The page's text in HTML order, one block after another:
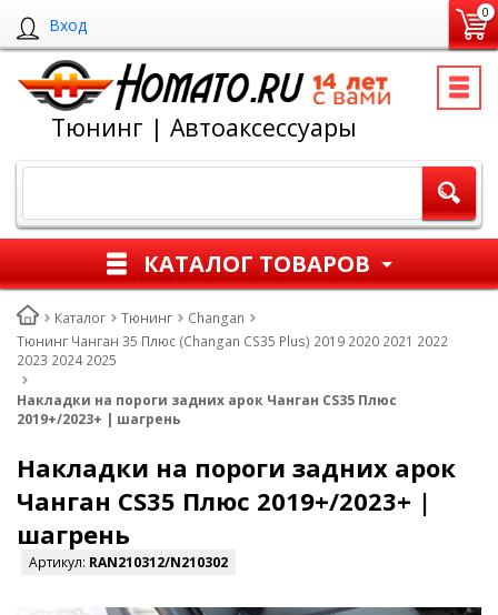
Вход
0
Тюнинг | Автоаксессуары
КАТАЛОГ ТОВАРОВ
Каталог Тюнинг
Changan
Тюнинг Чанган 35 Плюс (Changan CS35 Plus) 2019 2020 2021 2022
2023 2024 2025
Накладки на пороги задних арок Чанган CS35 Плюс
2019+/2023+ | шагрень
Накладки на пороги задних арок
Чанган CS35 Плюс 2019+/2023+ |
шагрень
Артикул: RAN210312/N210302